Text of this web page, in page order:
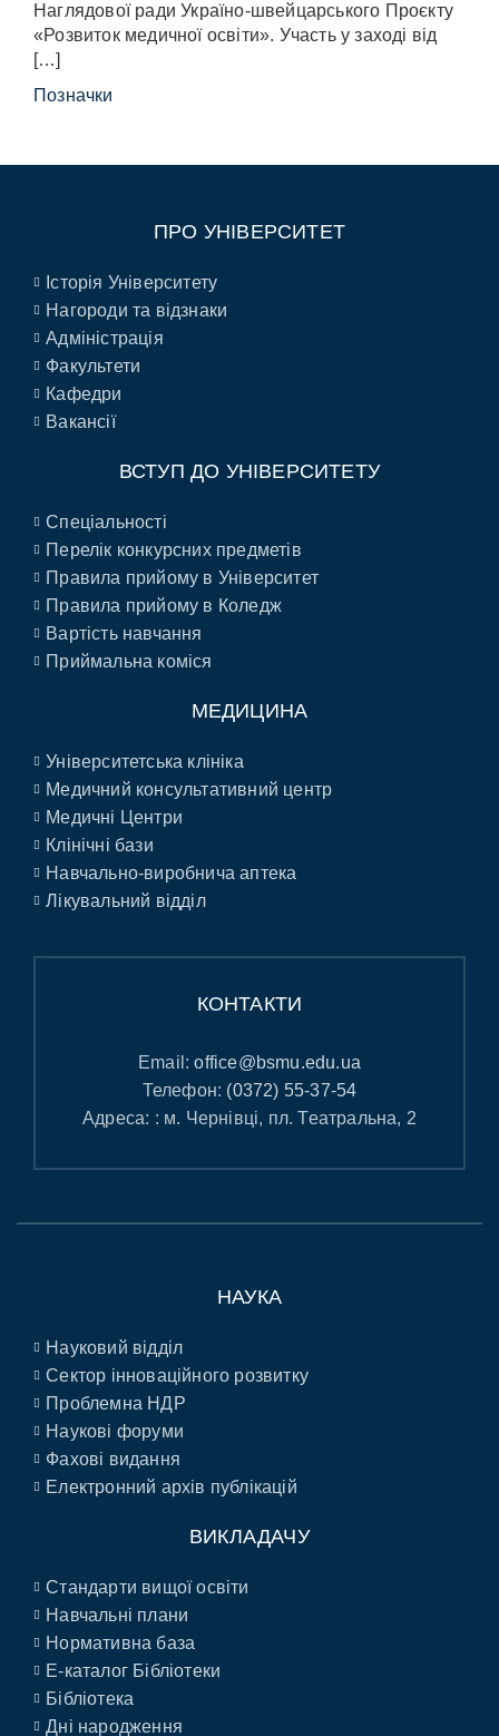
Наглядової ради Україно-швейцарського Проєкту
«Розвиток медичної освіти». Участь у заході від
[…]
Позначки
ПРО УНІВЕРСИТЕТ
Історія Університету
Нагороди та відзнаки
Адміністрація
Факультети
Кафедри
Вакансії
ВСТУП ДО УНІВЕРСИТЕТУ
Спеціальності
Перелік конкурсних предметів
Правила прийому в Університет
Правила прийому в Коледж
Вартість навчання
Приймальна коміся
МЕДИЦИНА
Університетська клініка
Медичний консультативний центр
Медичні Центри
Клінічні бази
Навчально-виробнича аптека
Лікувальний відділ
КОНТАКТИ
Email:office@bsmu.edu.ua
Телефон: (0372) 55-37-54
Адреса: : м. Чернівці, пл. Театральна, 2
НАУКА
Науковий відділ
Сектор інноваційного розвитку
Проблемна НДР
Наукові форуми
Фахові видання
Електронний архів публікацій
ВИКЛАДАЧУ
Стандарти вищої освіти
Навчальні плани
Нормативна база
E-каталог Бібліотеки
Бібліотека
Дні народження